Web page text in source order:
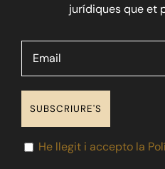
jurídiques que et
He llegit i accepto la